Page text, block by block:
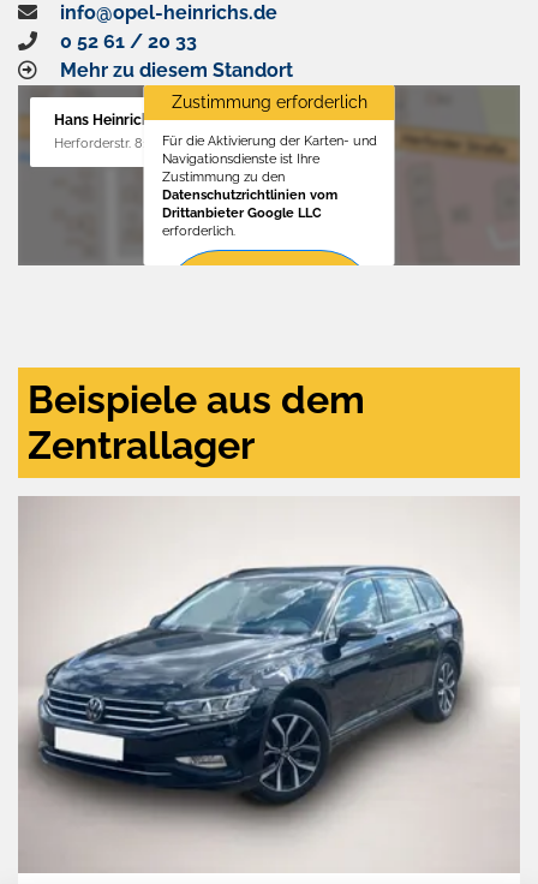
info@opel-heinrichs.de
0 52 61 / 20 33
Mehr zu diesem Standort
Hans Heinrichs GmbH
Herforderstr. 81, 32657 Lemgo
Zustimmung erforderlich
Für die Aktivierung der Karten- und
Navigationsdienste ist Ihre
Zustimmung zu den
Datenschutzrichtlinien vom
Drittanbieter Google LLC
erforderlich.
Beispiele aus dem
Zentrallager